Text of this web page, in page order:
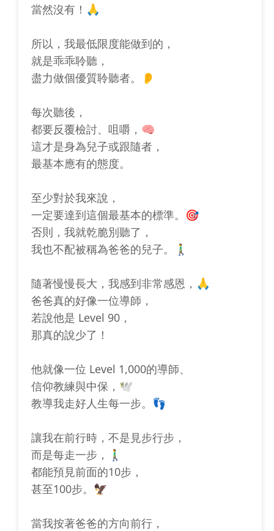
當然沒有！🙏
所以，我最低限度能做到的，
就是乖乖聆聽，
盡力做個優質聆聽者。👂
每次聽後，
都要反覆檢討、咀嚼，🧠
這才是身為兒子或跟隨者，
最基本應有的態度。
至少對於我來說，
一定要達到這個最基本的標準。🎯
否則，我就乾脆別聽了，
我也不配被稱為爸爸的兒子。🚶‍♂️
隨著慢慢長大，我感到非常感恩，🙏
爸爸真的好像一位導師，
若說他是 Level 90，
那真的說少了！
他就像一位 Level 1,000的導師、
信仰教練與中保，🕊️
教導我走好人生每一步。👣
讓我在前行時，不是見步行步，
而是每走一步，🚶‍♂️
都能預見前面的10步，
甚至100步。🦅
當我按著爸爸的方向前行，